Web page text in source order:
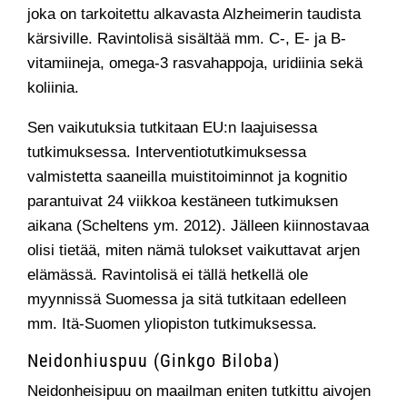
joka on tarkoitettu alkavasta Alzheimerin taudista
kärsiville. Ravintolisä sisältää mm. C-, E- ja B-
vitamiineja, omega-3 rasvahappoja, uridiinia sekä
koliinia.
Sen vaikutuksia tutkitaan EU:n laajuisessa
tutkimuksessa. Interventiotutkimuksessa
valmistetta saaneilla muistitoiminnot ja kognitio
parantuivat 24 viikkoa kestäneen tutkimuksen
aikana (Scheltens ym. 2012). Jälleen kiinnostavaa
olisi tietää, miten nämä tulokset vaikuttavat arjen
elämässä. Ravintolisä ei tällä hetkellä ole
myynnissä Suomessa ja sitä tutkitaan edelleen
mm. Itä-Suomen yliopiston tutkimuksessa.
Neidonhiuspuu (Ginkgo Biloba)
Neidonheisipuu on maailman eniten tutkittu aivojen